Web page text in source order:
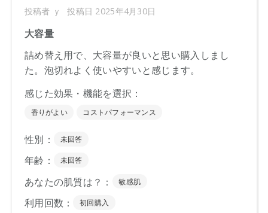
●パッケージはリニューアル等の理由により、写真と異なる場
●パッケージのリニューアル等の理由により、成分・処方が記
載と異なる場合がございます。
●予告なくパッケージ仕様が変更になる場合がございます。